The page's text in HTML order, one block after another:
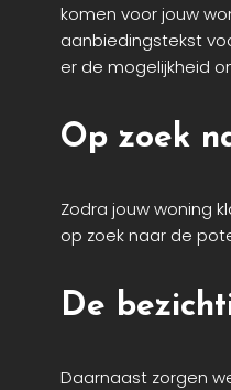
komen voor jouw
aanbiedingstekst
er de mogelijkheid
Op zoek
Zodra jouw woning
op zoek naar de
De
Daarnaast zorgen